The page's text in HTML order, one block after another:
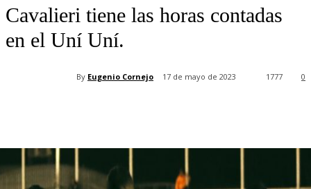
Cavalieri tiene las horas contadas
en el Uní Uní.
By Eugenio Cornejo 17 de mayo de 2023 0
1777